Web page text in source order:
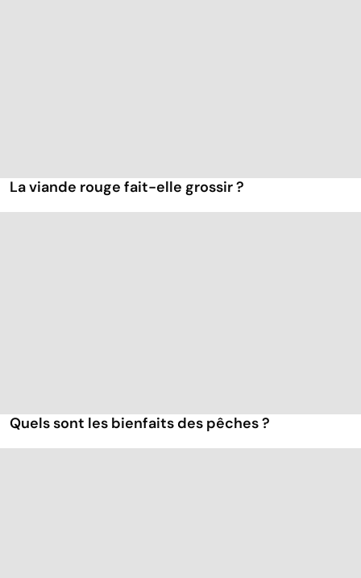
La viande rouge fait-elle grossir ?
Quels sont les bienfaits des pêches ?